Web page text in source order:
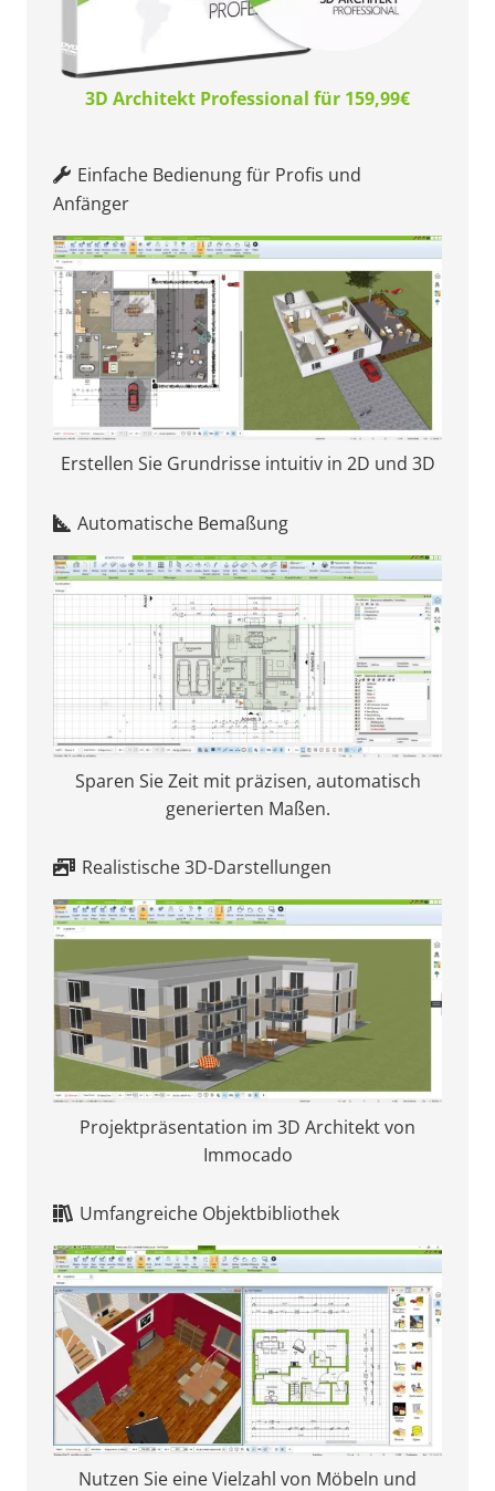
3D Architekt Professional für 159,99€
Einfache Bedienung für Profis und
Anfänger
Erstellen Sie Grundrisse intuitiv in 2D und 3D
Automatische Bemaßung
Sparen Sie Zeit mit präzisen, automatisch
generierten Maßen.
Realistische 3D-Darstellungen
Projektpräsentation im 3D Architekt von
Immocado
Umfangreiche Objektbibliothek
Nutzen Sie eine Vielzahl von Möbeln und